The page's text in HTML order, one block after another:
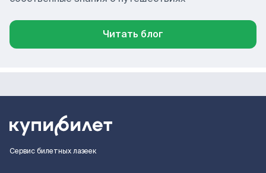
Читать блог
Сервис билетных лазеек